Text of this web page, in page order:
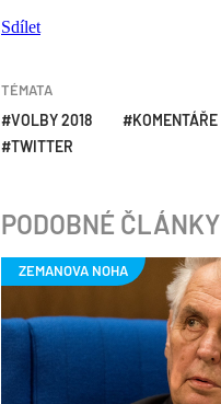
Sdílet
TÉMATA
VOLBY 2018 KOMENTÁŘE
TWITTER
PODOBNÉ ČLÁNKY